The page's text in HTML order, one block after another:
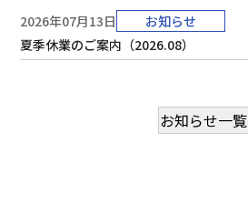
2026年07月13日
お知らせ
夏季休業のご案内（2026.08）
お知らせ一覧